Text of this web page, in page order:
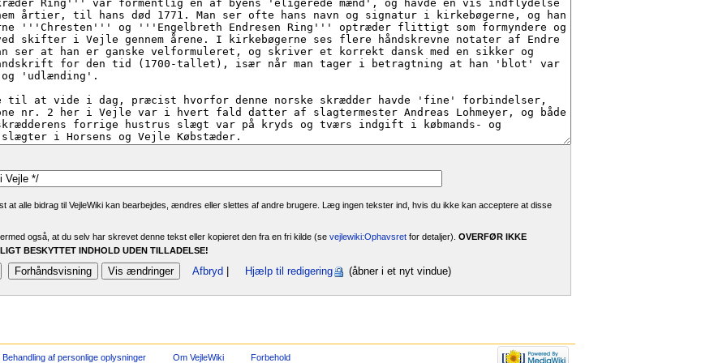
at alle bidrag til VejleWiki kan bearbejdes, ændres eller slettes af andre brugere. Læg ingen tekster ind, hvis du ikke kan acceptere at disse
også, at du selv har skrevet denne tekst eller kopieret den fra en fri kilde (se vejlewiki:Ophavsretfor detaljer). OVERFØR IKKE
BESKYTTET INDHOLD UDEN TILLADELSE!
Afbryd Hjælp til redigering (åbner i et nyt vindue)
Behandling af personlige oplysninger Om VejleWiki Forbehold